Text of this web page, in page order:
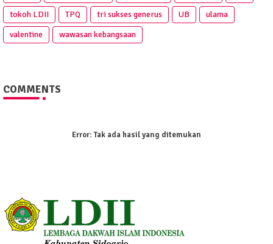
tokoh LDII
TPQ tri sukses generus UB
ulama
valentine
wawasan kebangsaan
COMMENTS
Error:Tak ada hasil yang ditemukan